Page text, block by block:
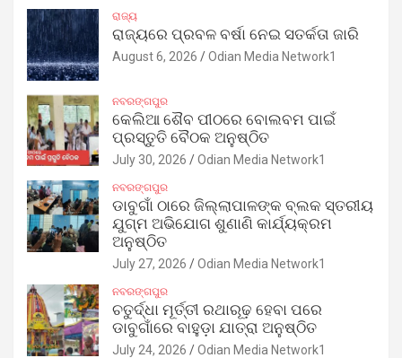
ରାଜ୍ୟ
ରାଜ୍ୟରେ ପ୍ରବଳ ବର୍ଷା ନେଇ ସତର୍କତା ଜାରି
August 6, 2026 Odian Media Network1
ନବରଙ୍ଗପୁର
କେଲିଆ ଶୈବ ପୀଠରେ ବୋଲବମ ପାଇଁ
ପ୍ରସ୍ତୁତି ବୈଠକ ଅନୁଷ୍ଠିତ
July 30, 2026 Odian Media Network1
ନବରଙ୍ଗପୁର
ଡାବୁଗାଁ ଠାରେ ଜିଲ୍ଲାପାଳଙ୍କ ବ୍ଲକ ସ୍ତରୀୟ
ଯୁଗ୍ମ ଅଭିଯୋଗ ଶୁଣାଣି କାର୍ଯ୍ୟକ୍ରମ
ଅନୁଷ୍ଠିତ
July 27, 2026 Odian Media Network1
ନବରଙ୍ଗପୁର
ଚତୁର୍ଦ୍ଧା ମୂର୍ତ୍ତୀ ରଥାରୂଢ଼ ହେବା ପରେ
ଡାବୁଗାଁରେ ବାହୁଡ଼ା ଯାତ୍ରା ଅନୁଷ୍ଠିତ
July 24, 2026 Odian Media Network1